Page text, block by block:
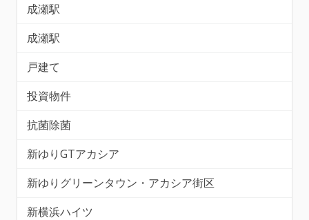
成瀬駅
成瀬駅
戸建て
投資物件
抗菌除菌
新ゆりGTアカシア
新ゆりグリーンタウン・アカシア街区
新横浜ハイツ